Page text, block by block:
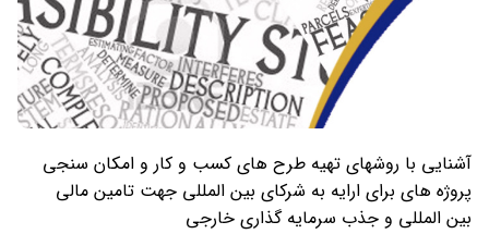
آشنایی با روشهای تهیه طرح های کسب و کار و امکان سنجی
پروژه های برای ارایه به شرکای بین المللی جهت تامین مالی
بین المللی و جذب سرمایه گذاری خارجی